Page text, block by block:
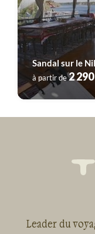
Sandal sur le Nil
à partir de2
Leader du